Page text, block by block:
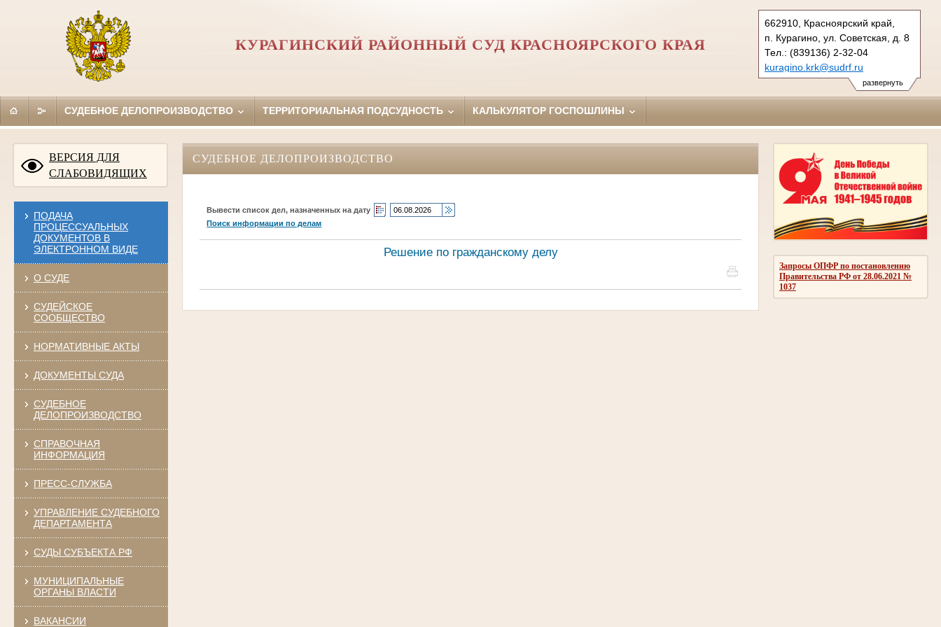
развернуть
662910, Красноярский край,
п. Курагино, ул. Советская, д. 8
Тел.: (839136) 2-32-04
kuragino.krk@sudrf.ru
КУРАГИНСКИЙ РАЙОННЫЙ СУД КРАСНОЯРСКОГО КРАЯ
СУДЕБНОЕ ДЕЛОПРОИЗВОДСТВО ТЕРРИТОРИАЛЬНАЯ ПОДСУДНОСТЬ КАЛЬКУЛЯТОР ГОСПОШЛИНЫ
ВЕРСИЯ ДЛЯ
СЛАБОВИДЯЩИХ
ПОДАЧА
ПРОЦЕССУАЛЬНЫХ
ДОКУМЕНТОВ В
ЭЛЕКТРОННОМ ВИДЕ
О СУДЕ
СУДЕЙСКОЕ
СООБЩЕСТВО
НОРМАТИВНЫЕ АКТЫ
ДОКУМЕНТЫ СУДА
СУДЕБНОЕ
ДЕЛОПРОИЗВОДСТВО
СПРАВОЧНАЯ
ИНФОРМАЦИЯ
ПРЕСС-СЛУЖБА
УПРАВЛЕНИЕ СУДЕБНОГО
ДЕПАРТАМЕНТА
СУДЫ СУБЪЕКТА РФ
МУНИЦИПАЛЬНЫЕ
ОРГАНЫ ВЛАСТИ
ВАКАНСИИ
Запросы ОПФР по постановлению
Правительства РФ от 28.06.2021 №
1037
СУДЕБНОЕ ДЕЛОПРОИЗВОДСТВО
Вывести список дел, назначенных на дату
Поиск информации по делам
Решение по гражданскому делу